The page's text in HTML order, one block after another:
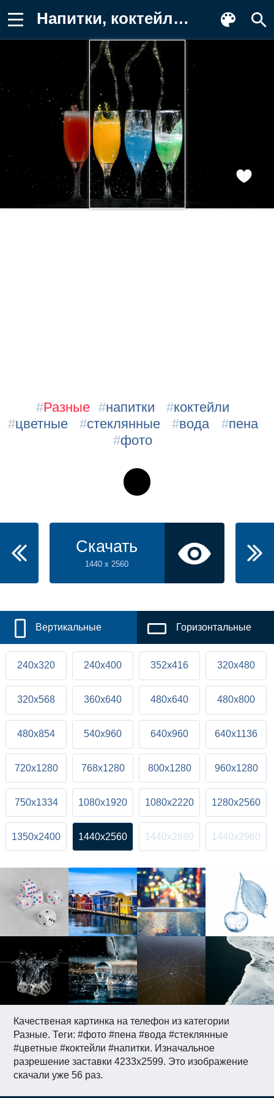
Напитки, коктейли, цветные, стеклянные Обои
Качественая картинка на телефон из категории
Разные. Теги: #фото #пена #вода #стеклянные
#цветные #коктейли #напитки. Изначальное
разрешение заставки 4233x2599. Это изображение
скачали уже 56 раз.
#Разные #напитки #коктейли
#цветные #стеклянные #вода #пена
#фото
Скачать
1440 x 2560
Вертикальные Горизонтальные
240x320 240x400 352x416 320x480
320x568 360x640 480x640 480x800
480x854 540x960 640x960 640x1136
720x1280 768x1280 800x1280 960x1280
750x1334 1080x1920 1080x2220 1280x2560
1350x2400 1440x2560 1440x2880 1440x2960